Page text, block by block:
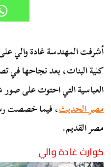
أشرفت المهندسة غادة والي
كلية البنات، بعد نجاحها
العباسية التي احتوت على
مصر الحديث، فيما خصصت
مصر القديم.
كوارث غادة والي